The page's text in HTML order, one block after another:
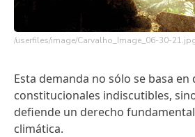
/userfiles/image/Carvalho_Image_06-30-
Esta demanda no sólo se basa en
constitucionales indiscutibles,
defiende un derecho
climática.